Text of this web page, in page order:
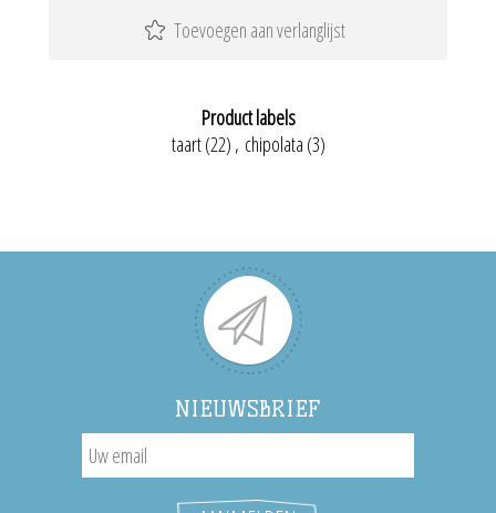
Product labels
taart(22) , chipolata (3)
NIEUWSBRIEF